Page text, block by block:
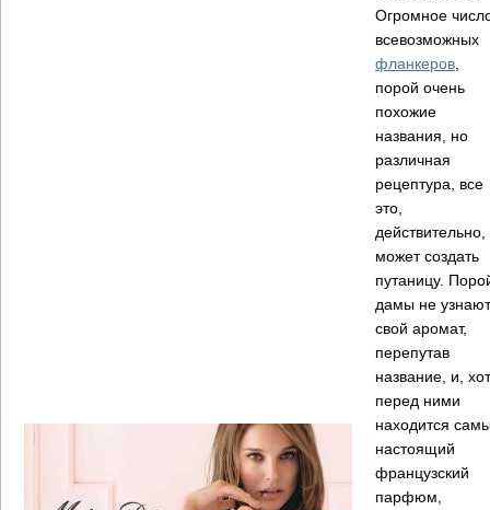
Огромное
всевозможных
фланкеров
порой очень
похожие
названия, но
различная
рецептура, все
это,
действительно,
может создать
путаницу.
дамы не узнают
свой аромат,
перепутав
название, и,
перед ними
находится
настоящий
французский
парфюм,